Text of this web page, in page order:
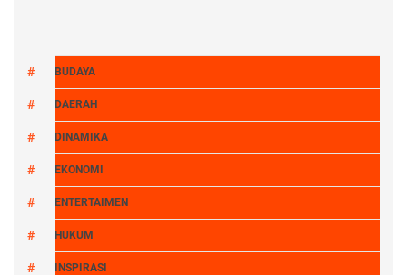
BUDAYA
DAERAH
DINAMIKA
EKONOMI
ENTERTAIMEN
HUKUM
INSPIRASI